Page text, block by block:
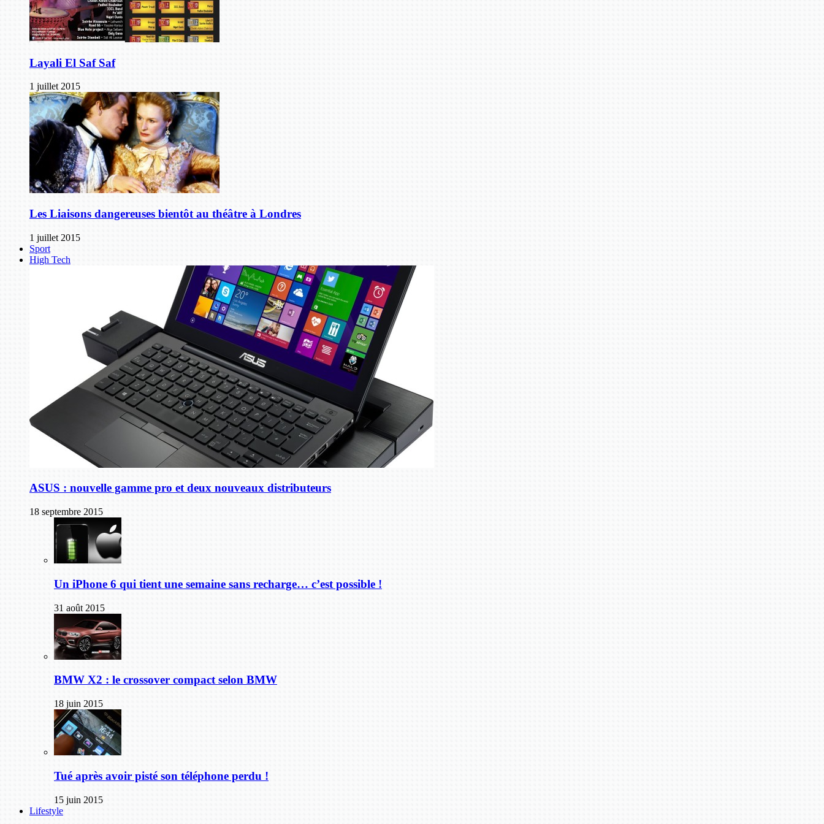
Layali El Saf Saf
1 juillet 2015
Les Liaisons dangereuses bientôt au théâtre à Londres
1 juillet 2015
Sport
High Tech
ASUS : nouvelle gamme pro et deux nouveaux distributeurs
18 septembre 2015
Un iPhone 6 qui tient une semaine sans recharge… c’est possible !
31 août 2015
BMW X2 : le crossover compact selon BMW
18 juin 2015
Tué après avoir pisté son téléphone perdu !
15 juin 2015
Lifestyle